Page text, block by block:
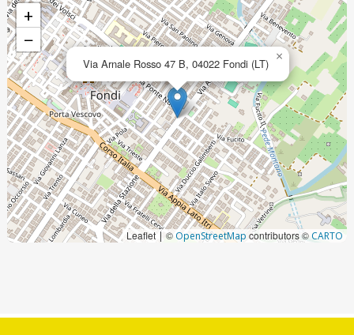
Via Arnale Rosso 47 B, 04022 Fondi (LT) ×
+
−
Leaflet | © OpenStreetMap contributors © CARTO